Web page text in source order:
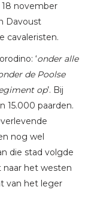
18 november
Davoust
cavaleristen.
‘onder alle
de Poolse
op’. Bij
15.000 paarden.
nog wel
die stad volgde
naar het westen
van het leger